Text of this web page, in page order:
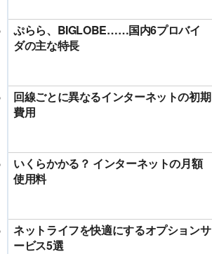
ぷらら、BIGLOBE……国内6プロバイ
ダの主な特長
回線ごとに異なるインターネットの初期
費用
いくらかかる？ インターネットの月額
使用料
ネットライフを快適にするオプションサ
ービス5選